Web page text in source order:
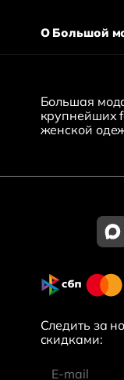
О Большой
Большая
крупнейших
женской
Следить за
скидками: